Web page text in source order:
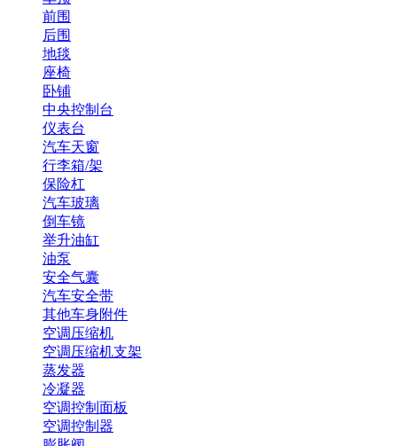
前围
后围
地毯
座椅
卧铺
中央控制台
仪表台
汽车天窗
行李箱/架
保险杠
汽车玻璃
倒车镜
举升油缸
油泵
安全气囊
汽车安全带
其他车身附件
空调压缩机
空调压缩机支架
蒸发器
冷凝器
空调控制面板
空调控制器